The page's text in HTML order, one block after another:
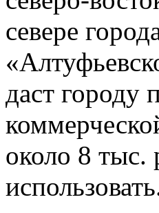
севере
даст городу
около 8 тыс.